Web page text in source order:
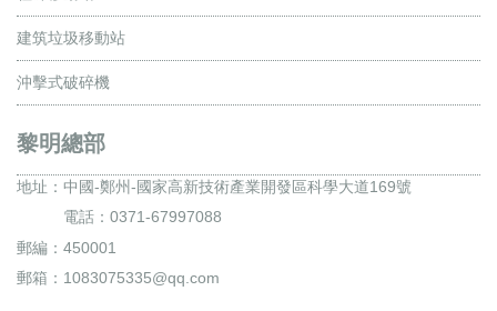
建筑垃圾移動站
沖擊式破碎機
黎明總部
地址： 中國-鄭州-國家高新技術產業開發區科學大道169號
電話：0371-67997088
郵編：450001
郵箱：1083075335@qq.com